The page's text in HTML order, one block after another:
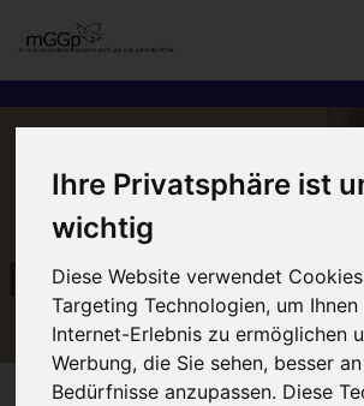
Ihre Privatsphäre ist
wichtig
Diese Website verwendet
Targeting Technologien, um
Internet-Erlebnis zu ermöglichen
Werbung, die Sie sehen, besser
Bedürfnisse anzupassen. Diese